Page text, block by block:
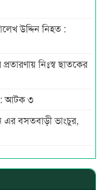
উদ্দিন নিহত :
নিঃস্ব ছাতকের
: আটক ৩
এর বসতবাড়ী ভাংচুর,